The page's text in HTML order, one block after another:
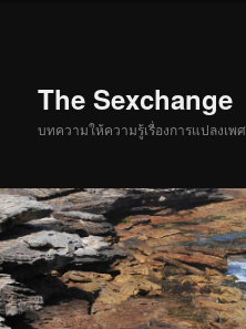
The Sexchange
บทความให้ความรู้เรื่องการแปลงเพศ